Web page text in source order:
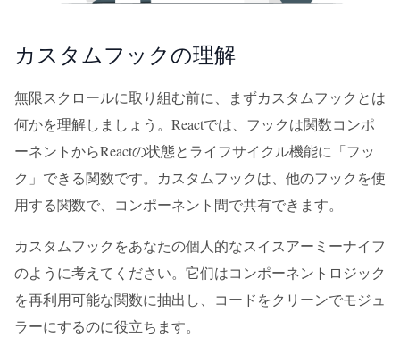
カスタムフックの理解
無限スクロールに取り組む前に、まずカスタムフックとは
何かを理解しましょう。Reactでは、フックは関数コンポ
ーネントからReactの状態とライフサイクル機能に「フッ
ク」できる関数です。カスタムフックは、他のフックを使
用する関数で、コンポーネント間で共有できます。
カスタムフックをあなたの個人的なスイスアーミーナイフ
のように考えてください。它们はコンポーネントロジック
を再利用可能な関数に抽出し、コードをクリーンでモジュ
ラーにするのに役立ちます。